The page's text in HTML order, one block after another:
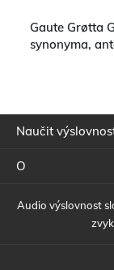
Gaute Grøtta
synonyma,
Naučit
O
Audio výslovnost